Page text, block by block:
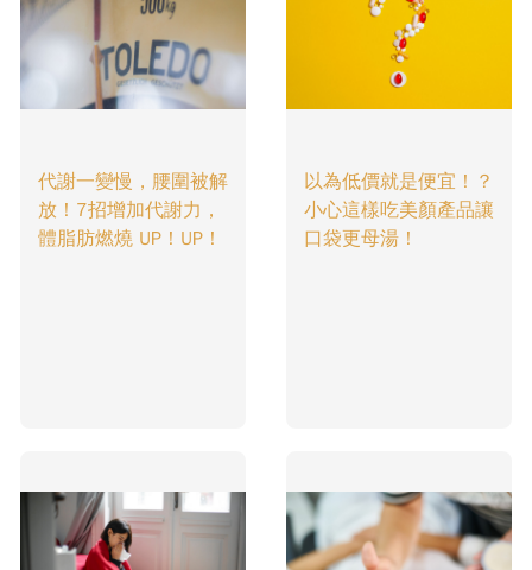
代謝一變慢，腰圍被解
放！7招增加代謝力，
體脂肪燃燒 UP！UP！
以為低價就是便宜！？
小心這樣吃美顏產品讓
口袋更母湯！